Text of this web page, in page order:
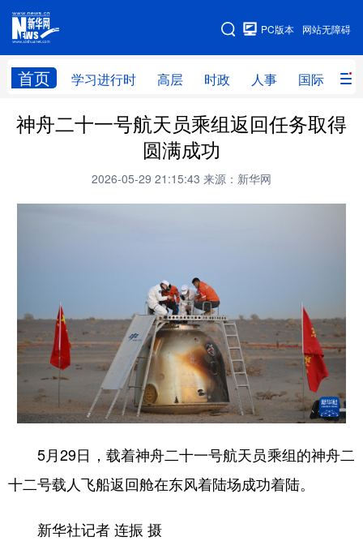
网站无障碍
PC版本
首页 学习进行时 高层 时政 人事 国际 财
网站地图
学习进行时 高层 时政 人事
财经 网评
全球连线
视频 图片
法律 中央文件 金融 汽车
食品 人居 信息化 数字经济
学术中国 乡村振兴 银龄 溯源中国
城市 旅游 能源 会展
彩票 娱乐 时尚 悦读
公益 一带一路 亚太网 上市公司
文化产业
神舟二十一号航天员乘组返回任务取得
圆满成功
2026-05-29 21:15:43 来源：新华网
5月29日，载着神舟二十一号航天员乘组的神舟二
十二号载人飞船返回舱在东风着陆场成功着陆。
新华社记者 连振 摄